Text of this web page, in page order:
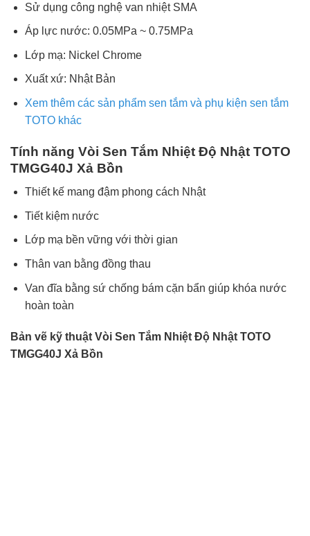
Sử dụng công nghệ van nhiệt SMA
Áp lực nước: 0.05MPa ~ 0.75MPa
Lớp mạ: Nickel Chrome
Xuất xứ: Nhật Bản
Xem thêm các sản phẩm sen tắm và phụ kiện sen tắm
TOTO khác
Tính năng Vòi Sen Tắm Nhiệt Độ Nhật TOTO
TMGG40J Xả Bồn
Thiết kế mang đậm phong cách Nhật
Tiết kiệm nước
Lớp mạ bền vững với thời gian
Thân van bằng đồng thau
Van đĩa bằng sứ chống bám cặn bẩn giúp khóa nước
hoàn toàn
Bản vẽ kỹ thuật Vòi Sen Tắm Nhiệt Độ Nhật TOTO
TMGG40J Xả Bồn